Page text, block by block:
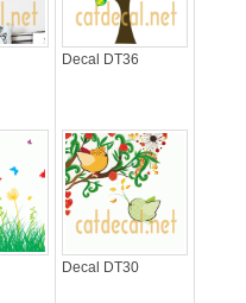
Decal DT36
Decal DT30